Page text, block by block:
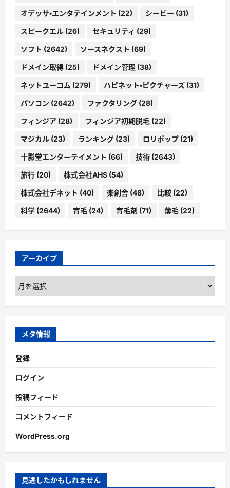
オデッサ・エンタテインメント (22) シービー (31)
スピークエル (26) セキュリティ (29)
ソフト (2642) ソースネクスト (69)
ドメイン取得 (25) ドメイン管理 (38)
ネットユーコム (279) ハピネット・ピクチャーズ (31)
パソコン (2642) ファクタリング (28)
フィンジア (28) フィンジア初期脱毛 (22)
マジカル (23) ランキング (23) ロリポップ (21)
十影堂エンターテイメント (66) 技術 (2643)
旅行 (20) 株式会社AHS (54)
株式会社デネット (40) 楽創舎 (48) 比較 (22)
科学 (2644) 育毛 (24) 育毛剤 (71) 薄毛 (22)
アーカイブ
ア
ー
カ
ブ
メタ情報
登録
ログイン
投稿フィード
コメントフィード
WordPress.org
見逃したかもしれません